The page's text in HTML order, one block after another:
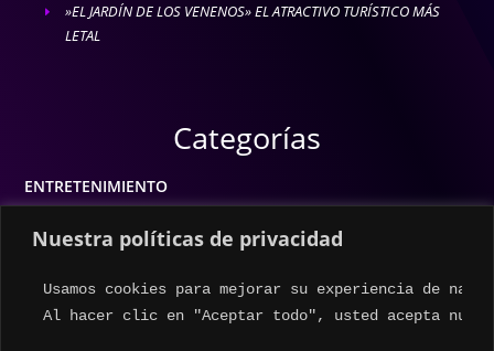
Nuestra políticas de privacidad
Usamos cookies para mejorar su experiencia de
Al hacer clic en "Aceptar todo", usted acepta
E
»EL JARDÍN DE LOS VENENOS» EL ATRACTIVO TURÍSTICO MÁS
LETAL
Categorías
ENTRETENIMIENTO
ESTILO DE VIDA